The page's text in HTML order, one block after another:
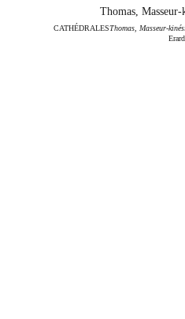
Thomas, Masseur-
CATHÉDRALESThomas, Masseur-
Erard